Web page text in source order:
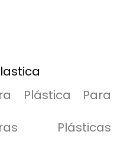
Plástica Para
Plásticas